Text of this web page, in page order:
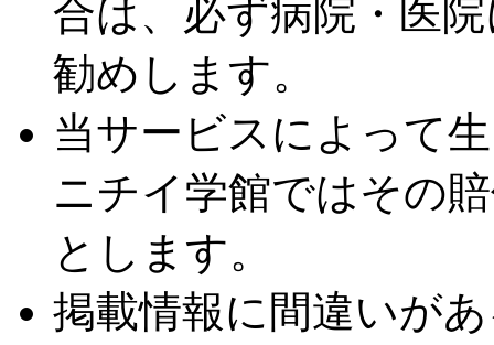
合は、必ず病院・医
勧めします。
当サービスによって
ニチイ学館ではその
とします。
掲載情報に間違いが